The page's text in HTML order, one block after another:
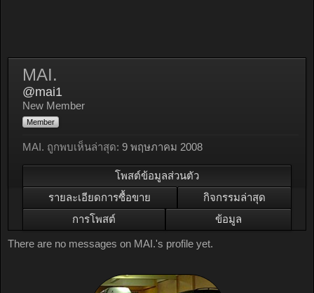
MAI.
@mai1
New Member
Member
MAI. ถูกพบเห็นล่าสุด: 9 พฤษภาคม 2008
โพสต์ข้อมูลส่วนตัว
รายละเอียดการซื้อขาย
กิจกรรมล่าสุด
การโพสต์
ข้อมูล
There are no messages on MAI.'s profile yet.